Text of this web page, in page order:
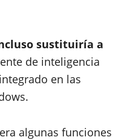
sustituiría a
de inteligencia
en las
algunas funciones